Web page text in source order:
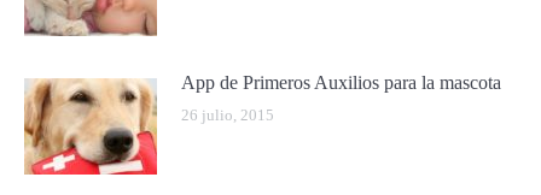
App de Primeros Auxilios para la mascota
26 julio, 2015